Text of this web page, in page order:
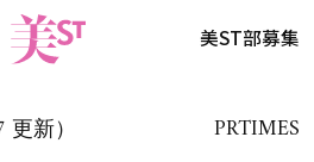
美ST部募集
新） PRTIMES